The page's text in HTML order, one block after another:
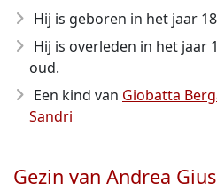
Hij is geboren in het jaar
Hij is overleden in het jaar
oud.
Een kind van Giobatta
Sandri
Gezin van Andrea